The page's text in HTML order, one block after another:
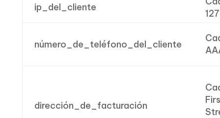
ip_del_cliente
número_de_teléfono_del_cliente
dirección_de_facturación